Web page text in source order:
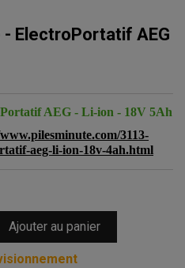
ElectroPortatif AEG
AEG - Li-ion - 18V 5Ah
3113-
aeg-li-ion-18v-4ah.html
Ajouter au panier